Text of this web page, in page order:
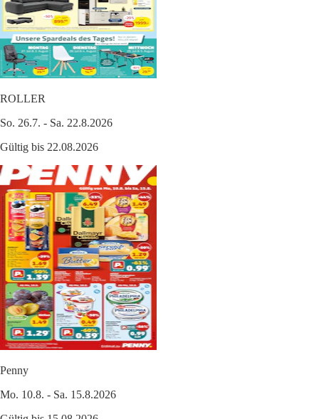
ROLLER
So. 26.7. - Sa. 22.8.2026
Gültig bis 22.08.2026
Penny
Mo. 10.8. - Sa. 15.8.2026